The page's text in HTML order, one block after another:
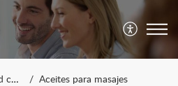
Producto para una necesidad concreta Aceites para masajes